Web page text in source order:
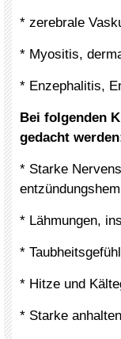
* zerebrale
* Myositis,
* Enzephalitis,
Bei folgenden
gedacht
* Starke
* Lähmungen,
*
* Hitze und
* Starke